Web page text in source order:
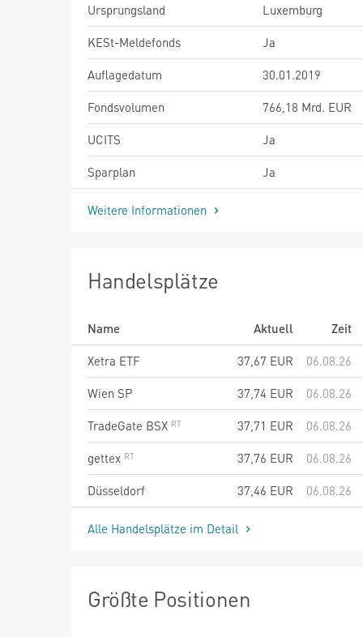
Ursprungsland
Luxemburg
KESt-Meldefonds
Ja
Auflagedatum
30.01.2019
Fondsvolumen
766,18 Mrd. EUR
UCITS
Ja
Sparplan
Ja
Weitere Informationen
Handelsplätze
Name Aktuell
Zeit
Xetra ETF
37,67 EUR
06.08.26
Wien SP
37,74 EUR
06.08.26
TradeGate BSX
37,71 EUR
06.08.26
gettex
37,76 EUR
06.08.26
Düsseldorf
37,46 EUR 06.08.26
Alle Handelsplätze im Detail
Größte Positionen